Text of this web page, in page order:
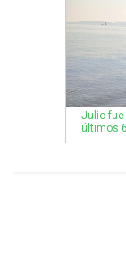
Julio fue
últimos